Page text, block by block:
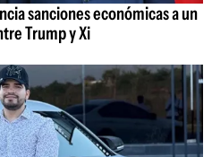
sanciones económicas a un
Trump y Xi